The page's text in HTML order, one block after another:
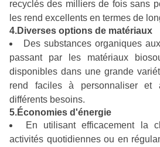
recyclés des milliers de fois sans
les rend excellents en termes de
4.Diverses options de matériaux
Des substances organiques
passant par les matériaux
disponibles dans une grande
rend faciles à personnaliser et
différents besoins.
5.Économies d'énergie
En utilisant efficacement la
activités quotidiennes ou en